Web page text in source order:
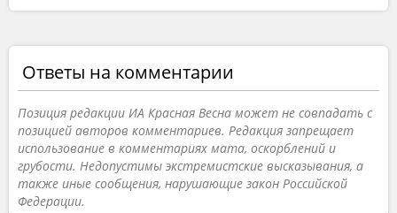
Ответы на комментарии
Позиция редакции ИА Красная Весна может не совпадать с
позицией авторов комментариев. Редакция запрещает
использование в комментариях мата, оскорблений и
грубости. Недопустимы экстремистские высказывания, а
также иные сообщения, нарушающие закон Российской
Федерации.